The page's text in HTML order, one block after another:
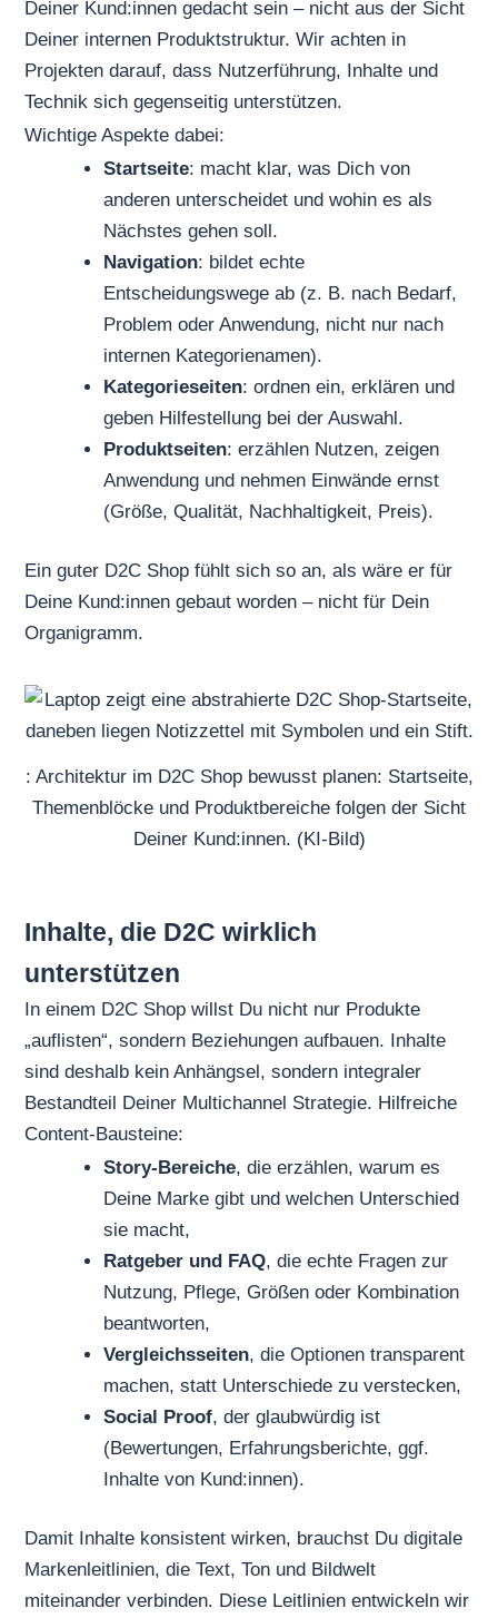
Deiner Kund:innen gedacht sein – nicht aus der Sicht
Deiner internen Produktstruktur. Wir achten in
Projekten darauf, dass Nutzerführung, Inhalte und
Technik sich gegenseitig unterstützen.
Wichtige Aspekte dabei:
Startseite: macht klar, was Dich von
anderen unterscheidet und wohin es als
Nächstes gehen soll.
Navigation: bildet echte
Entscheidungswege ab (z. B. nach Bedarf,
Problem oder Anwendung, nicht nur nach
internen Kategorienamen).
Kategorieseiten: ordnen ein, erklären und
geben Hilfestellung bei der Auswahl.
Produktseiten: erzählen Nutzen, zeigen
Anwendung und nehmen Einwände ernst
(Größe, Qualität, Nachhaltigkeit, Preis).
Ein guter D2C Shop fühlt sich so an, als wäre er für
Deine Kund:innen gebaut worden – nicht für Dein
Organigramm.
: Architektur im D2C Shop bewusst planen: Startseite,
Themenblöcke und Produktbereiche folgen der Sicht
Deiner Kund:innen. (KI-Bild)
Inhalte, die D2C wirklich
unterstützen
In einem D2C Shop willst Du nicht nur Produkte
„auflisten“, sondern Beziehungen aufbauen. Inhalte
sind deshalb kein Anhängsel, sondern integraler
Bestandteil Deiner Multichannel Strategie. Hilfreiche
Content-Bausteine:
Story-Bereiche, die erzählen, warum es
Deine Marke gibt und welchen Unterschied
sie macht,
Ratgeber und FAQ, die echte Fragen zur
Nutzung, Pflege, Größen oder Kombination
beantworten,
Vergleichsseiten, die Optionen transparent
machen, statt Unterschiede zu verstecken,
Social Proof, der glaubwürdig ist
(Bewertungen, Erfahrungsberichte, ggf.
Inhalte von Kund:innen).
Damit Inhalte konsistent wirken, brauchst Du digitale
Markenleitlinien, die Text, Ton und Bildwelt
miteinander verbinden. Diese Leitlinien entwickeln wir